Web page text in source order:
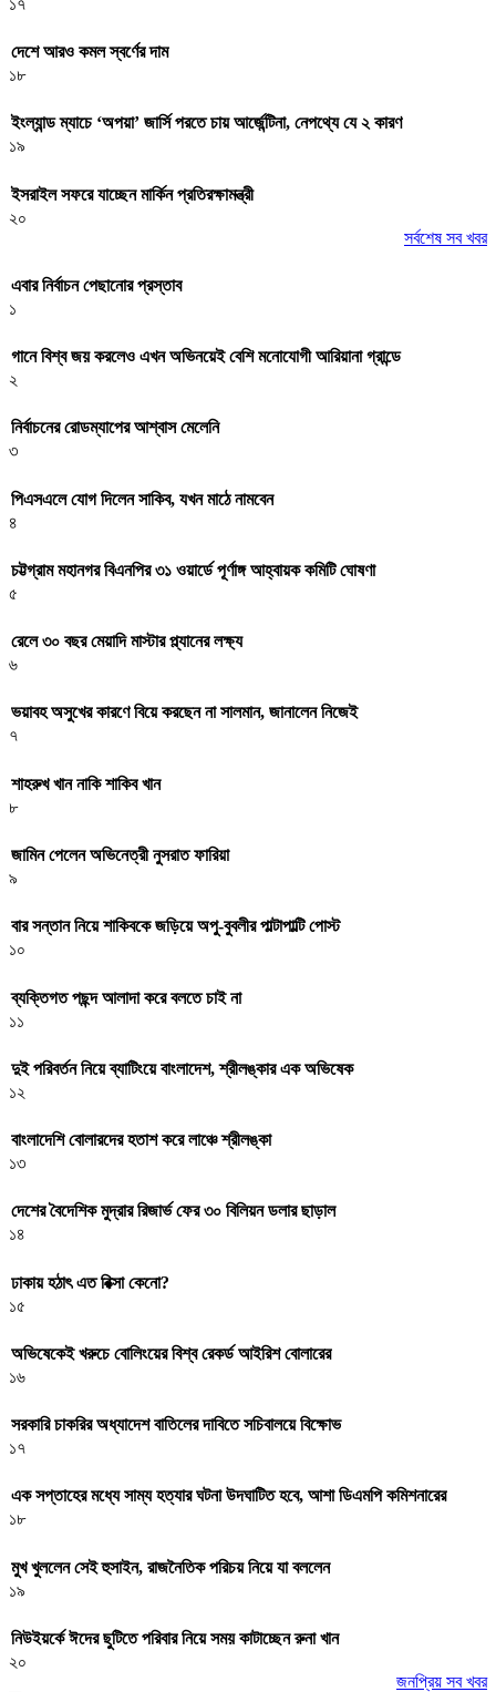
দেশে আরও কমল স্বর্ণের দাম
১৮
ইংল্যান্ড ম্যাচে ‘অপয়া’ জার্সি পরতে চায় আর্জেন্টিনা, নেপথ্যে যে ২ কারণ
১৯
ইসরাইল সফরে যাচ্ছেন মার্কিন প্রতিরক্ষামন্ত্রী
২০
সর্বশেষ সব খবর
এবার নির্বাচন পেছানোর প্রস্তাব
১
গানে বিশ্ব জয় করলেও এখন অভিনয়েই বেশি মনোযোগী আরিয়ানা গ্রান্ডে
২
নির্বাচনের রোডম্যাপের আশ্বাস মেলেনি
৩
পিএসএলে যোগ দিলেন সাকিব, যখন মাঠে নামবেন
৪
চট্টগ্রাম মহানগর বিএনপির ৩১ ওয়ার্ডে পূর্ণাঙ্গ আহ্বায়ক কমিটি ঘোষণা
৫
রেলে ৩০ বছর মেয়াদি মাস্টার প্ল্যানের লক্ষ্য
৬
ভয়াবহ অসুখের কারণে বিয়ে করছেন না সালমান, জানালেন নিজেই
৭
শাহরুখ খান নাকি শাকিব খান
৮
জামিন পেলেন অভিনেত্রী নুসরাত ফারিয়া
৯
বার সন্তান নিয়ে শাকিবকে জড়িয়ে অপু-বুবলীর পাল্টাপাল্টি পোস্ট
১০
ব্যক্তিগত পছন্দ আলাদা করে বলতে চাই না
১১
দুই পরিবর্তন নিয়ে ব্যাটিংয়ে বাংলাদেশ, শ্রীলঙ্কার এক অভিষেক
১২
বাংলাদেশি বোলারদের হতাশ করে লাঞ্চে শ্রীলঙ্কা
১৩
দেশের বৈদেশিক মুদ্রার রিজার্ভ ফের ৩০ বিলিয়ন ডলার ছাড়াল
১৪
ঢাকায় হঠাৎ এত রিক্সা কেনো?
১৫
অভিষেকেই খরুচে বোলিংয়ের বিশ্ব রেকর্ড আইরিশ বোলারের
১৬
সরকারি চাকরির অধ্যাদেশ বাতিলের দাবিতে সচিবালয়ে বিক্ষোভ
১৭
এক সপ্তাহের মধ্যে সাম্য হত্যার ঘটনা উদঘাটিত হবে, আশা ডিএমপি কমিশনারের
১৮
মুখ খুললেন সেই হুসাইন, রাজনৈতিক পরিচয় নিয়ে যা বললেন
১৯
নিউইয়র্কে ঈদের ছুটিতে পরিবার নিয়ে সময় কাটাচ্ছেন রুনা খান
২০
জনপ্রিয় সব খবর